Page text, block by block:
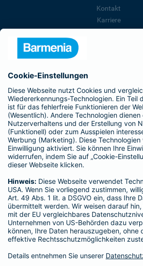
Kontakt
Karriere
Barmenia ist Teil der
BELIEBTE SEITEN
Kranken-
Tierversicherungen
Hausratversicherung
Adresse ändern
Schaden melden
Serviceübersicht